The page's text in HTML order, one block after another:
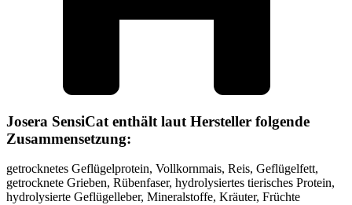
Josera SensiCat enthält laut Hersteller folgende
Zusammensetzung:
getrocknetes Geflügelprotein, Vollkornmais, Reis, Geflügelfett,
getrocknete Grieben, Rübenfaser, hydrolysiertes tierisches Protein,
hydrolysierte Geflügelleber, Mineralstoffe, Kräuter, Früchte